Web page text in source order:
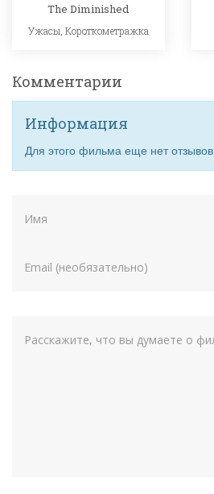
The Diminished
Ужасы Короткометражка
Комментарии
Информация
Для этого фильма еще нет отзывов